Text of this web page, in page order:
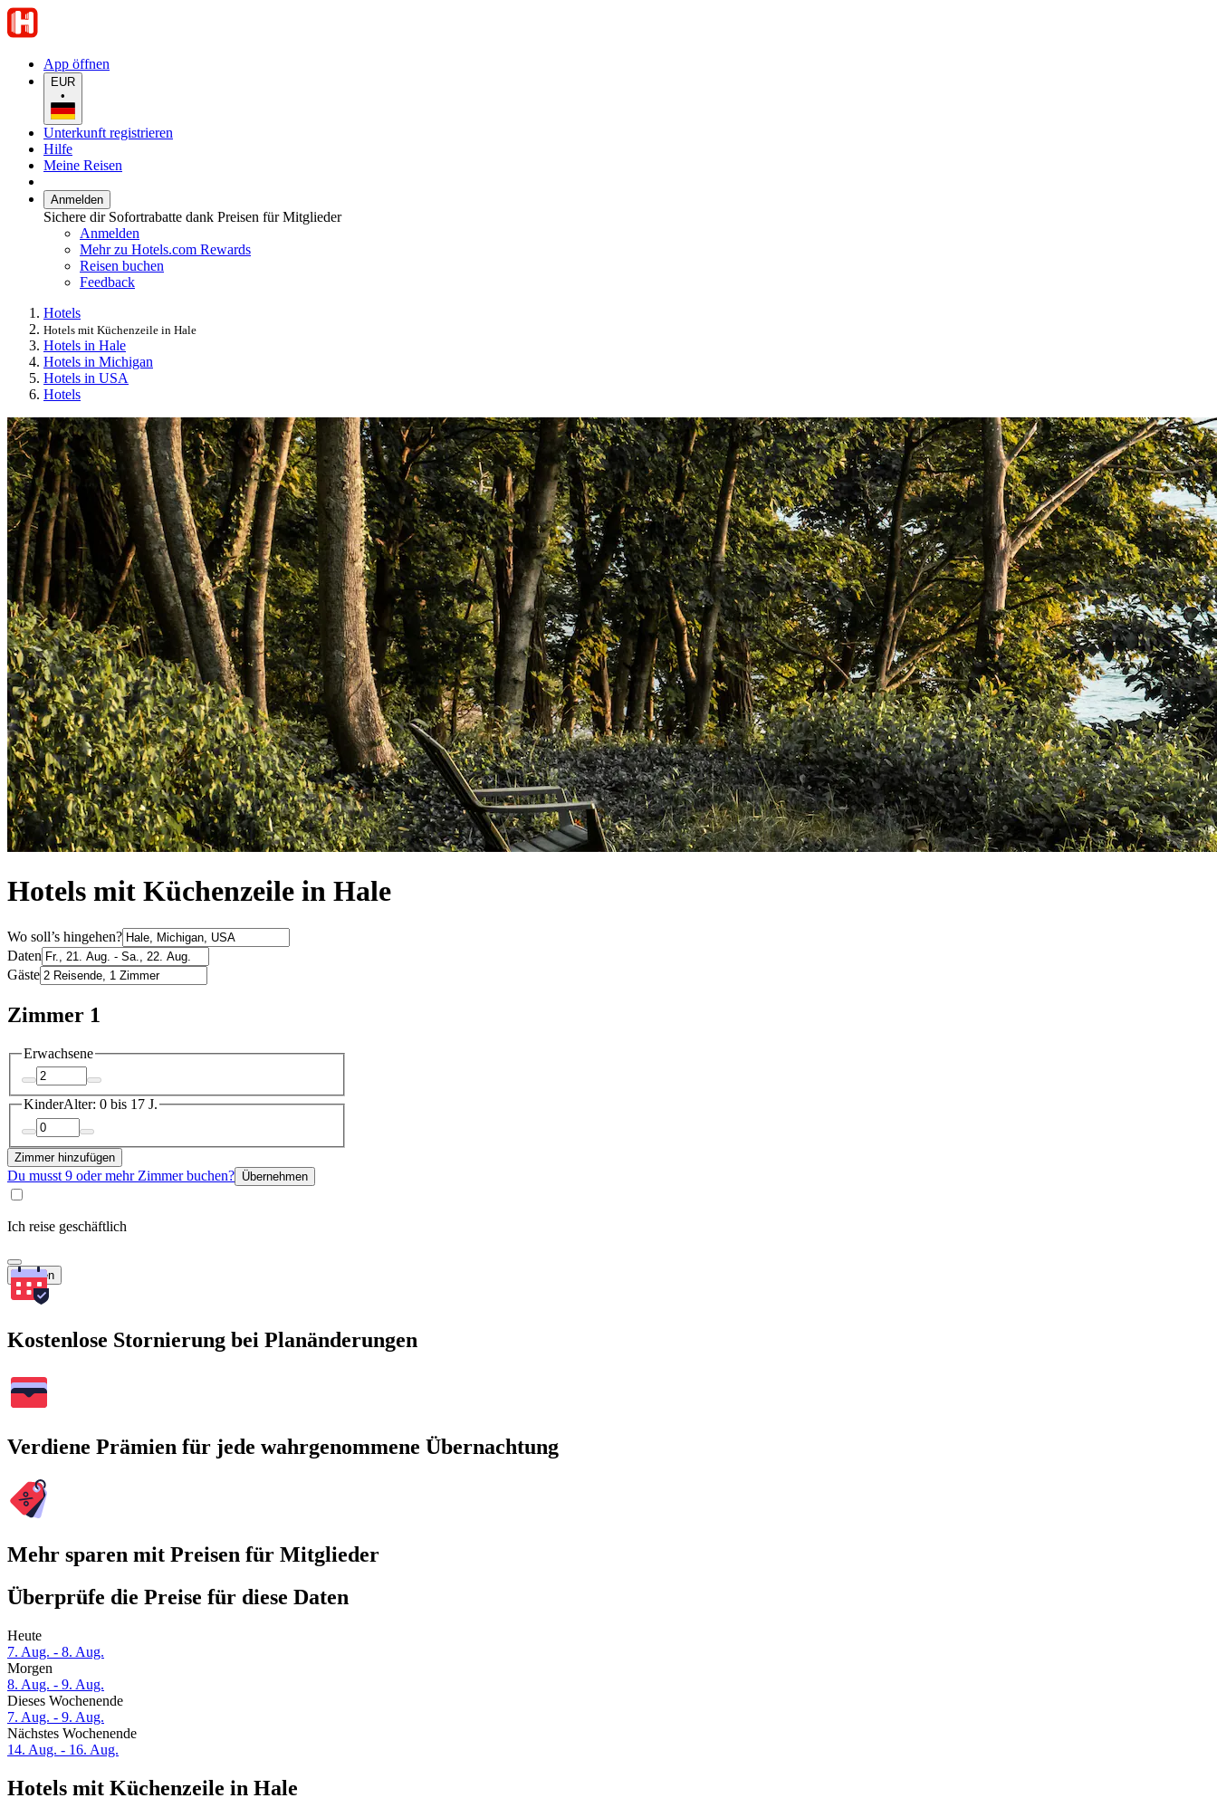
App öffnen
EUR
•
Unterkunft registrieren
Hilfe
Meine Reisen
Anmelden
Sichere dir Sofortrabatte dank Preisen für Mitglieder
Anmelden
Mehr zu Hotels.com Rewards
Reisen buchen
Feedback
Hotels
Hotels mit Küchenzeile in Hale
Hotels in Hale
Hotels in Michigan
Hotels in USA
Hotels
Hotels mit Küchenzeile in Hale
Wo soll’s hingehen?
Daten
Gäste
Zimmer 1
Erwachsene
KinderAlter: 0 bis 17 J.
Zimmer hinzufügen
Du musst 9 oder mehr Zimmer buchen? Übernehmen
Ich reise geschäftlich
Suchen
Kostenlose Stornierung bei Planänderungen
Verdiene Prämien für jede wahrgenommene Übernachtung
Mehr sparen mit Preisen für Mitglieder
Überprüfe die Preise für diese Daten
Heute
7. Aug. - 8. Aug.
Morgen
8. Aug. - 9. Aug.
Dieses Wochenende
7. Aug. - 9. Aug.
Nächstes Wochenende
14. Aug. - 16. Aug.
Hotels mit Küchenzeile in Hale